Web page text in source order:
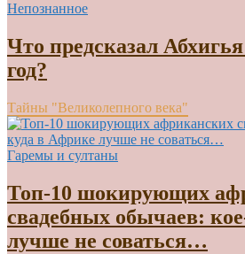
Непознанное
Что предсказал
год?
Тайны "Великолепного века"
Гаремы и султаны
Топ-10 шокирующих
свадебных обычаев:
лучше не соваться…